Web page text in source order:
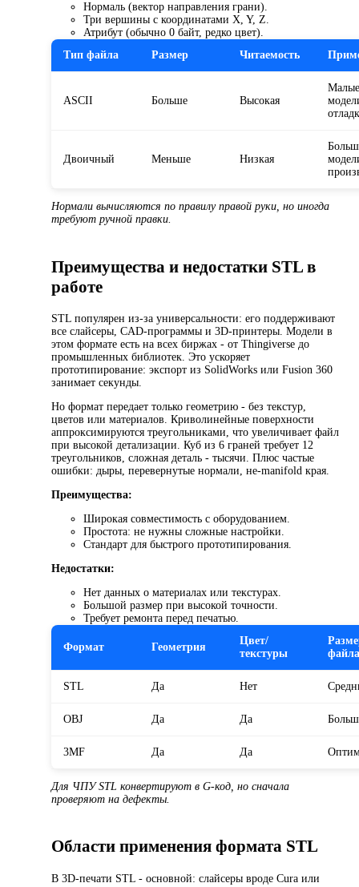
Нормаль (вектор направления грани).
Три вершины с координатами X, Y, Z.
Атрибут (обычно 0 байт, редко цвет).
Тип файла
Размер Читаемость
ASCII Больше Высокая
Малые
Двоичный Меньше Низкая
Нормали вычисляются по правилу правой руки, но иногда
требуют ручной правки.
Преимущества и недостатки STL в
работе
STL популярен из-за универсальности: его поддерживают
все слайсеры, CAD-программы и 3D-принтеры. Модели в
этом формате есть на всех биржах - от Thingiverse до
промышленных библиотек. Это ускоряет
прототипирование: экспорт из SolidWorks или Fusion 360
занимает секунды.
Но формат передает только геометрию - без текстур,
цветов или материалов. Криволинейные поверхности
аппроксимируются треугольниками, что увеличивает файл
при высокой детализации. Куб из 6 граней требует 12
треугольников, сложная деталь - тысячи. Плюс частые
ошибки: дыры, перевернутые нормали, не-manifold края.
Преимущества:
Широкая совместимость с оборудованием.
Простота: не нужны сложные настройки.
Стандарт для быстрого прототипирования.
Недостатки:
Нет данных о материалах или текстурах.
Большой размер при высокой точности.
Требует ремонта перед печатью.
Формат Геометрия
Цвет/
текстуры
файла
STL Да Нет
OBJ Да Да
3MF Да Да
Для ЧПУ STL конвертируют в G-код, но сначала
проверяют на дефекты.
Области применения формата STL
В 3D-печати STL - основной: слайсеры вроде Cura или